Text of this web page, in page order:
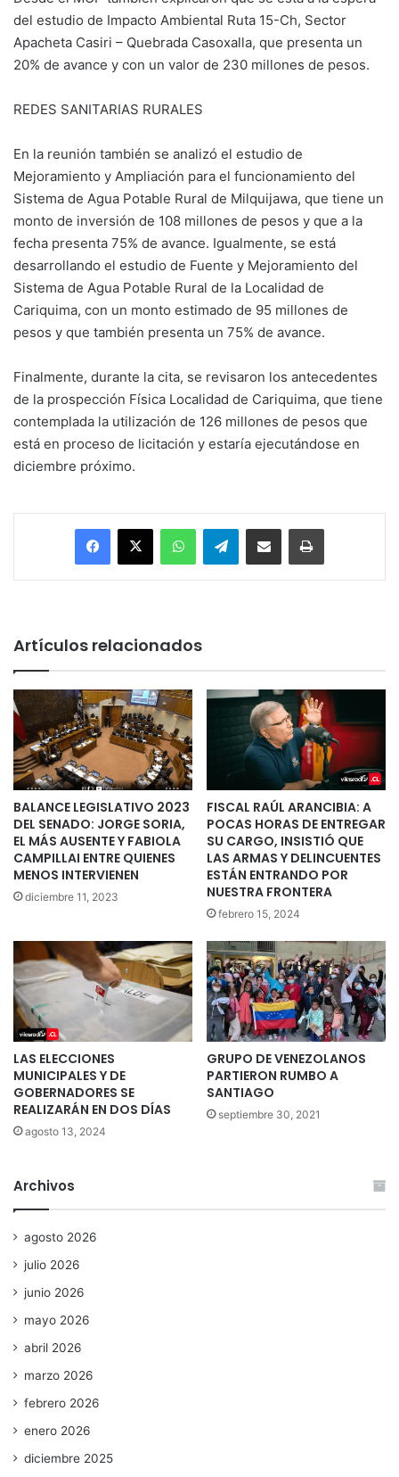
del estudio de Impacto Ambiental Ruta 15-Ch, Sector
Apacheta Casiri – Quebrada Casoxalla, que presenta un
20% de avance y con un valor de 230 millones de pesos.
REDES SANITARIAS RURALES
En la reunión también se analizó el estudio de
Mejoramiento y Ampliación para el funcionamiento del
Sistema de Agua Potable Rural de Milquijawa, que tiene un
monto de inversión de 108 millones de pesos y que a la
fecha presenta 75% de avance. Igualmente, se está
desarrollando el estudio de Fuente y Mejoramiento del
Sistema de Agua Potable Rural de la Localidad de
Cariquima, con un monto estimado de 95 millones de
pesos y que también presenta un 75% de avance.
Finalmente, durante la cita, se revisaron los antecedentes
de la prospección Física Localidad de Cariquima, que tiene
contemplada la utilización de 126 millones de pesos que
está en proceso de licitación y estaría ejecutándose en
diciembre próximo.
Facebook
X WhatsAppTelegramEnviar vía email Imprimir
Artículos relacionados
BALANCE LEGISLATIVO 2023
DEL SENADO: JORGE SORIA,
EL MÁS AUSENTE Y FABIOLA
CAMPILLAI ENTRE QUIENES
MENOS INTERVIENEN
diciembre 11, 2023
FISCAL RAÚL ARANCIBIA: A
POCAS HORAS DE ENTREGAR
SU CARGO, INSISTIÓ QUE
LAS ARMAS Y DELINCUENTES
ESTÁN ENTRANDO POR
NUESTRA FRONTERA
febrero 15, 2024
LAS ELECCIONES
MUNICIPALES Y DE
GOBERNADORES SE
REALIZARÁN EN DOS DÍAS
agosto 13, 2024
GRUPO DE VENEZOLANOS
PARTIERON RUMBO A
SANTIAGO
septiembre 30, 2021
Archivos
agosto 2026
julio 2026
junio 2026
mayo 2026
abril 2026
marzo 2026
febrero 2026
enero 2026
diciembre 2025